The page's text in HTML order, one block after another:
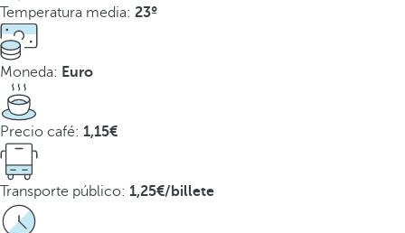
Temperatura media: 23º
Moneda: Euro
Precio café: 1,15€
Transporte público: 1,25€/billete